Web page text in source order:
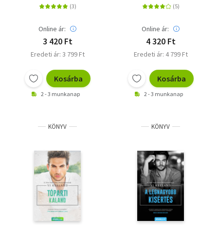
Online ár:
3 420 Ft
Eredeti ár: 3 799 Ft
Kosárba
2 - 3 munkanap
Online ár:
4 320 Ft
Eredeti ár: 4 799 Ft
Kosárba
2 - 3 munkanap
KÖNYV KÖNYV